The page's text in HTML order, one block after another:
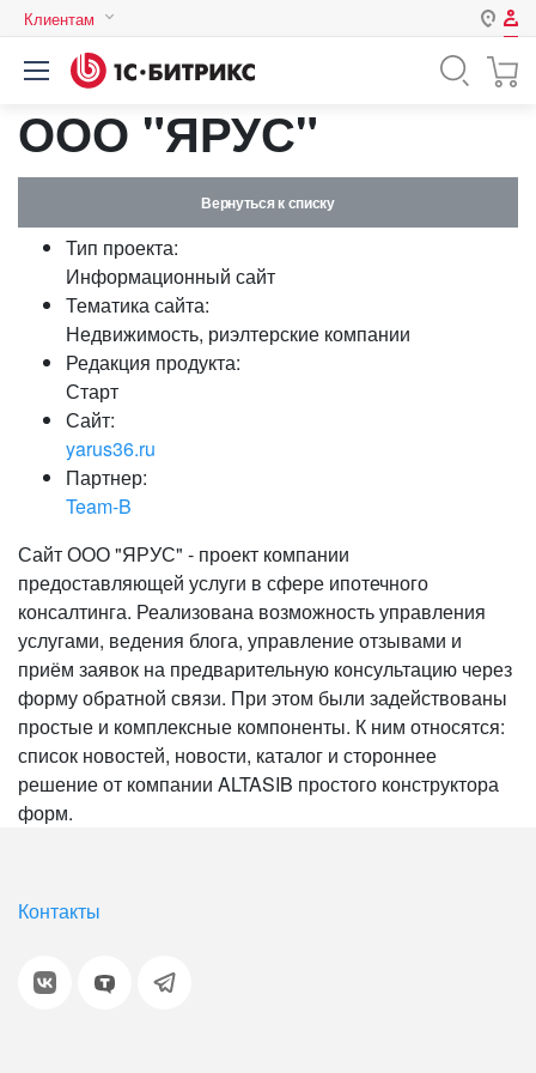
Клиентам
Авторизация
Нет аккаунта?Зарегистрироваться
Логин
Пароль
Запомнить меня на этом
ООО "ЯРУС"
Вернуться к списку
Тип проекта:
Информационный сайт
Тематика сайта:
Недвижимость, риэлтерские компании
Редакция продукта:
Старт
Сайт:
yarus36.ru
Партнер:
Team-B
Сайт ООО "ЯРУС" - проект компании
предоставляющей услуги в сфере ипотечного
консалтинга. Реализована возможность управления
услугами, ведения блога, управление отзывами и
приём заявок на предварительную консультацию через
форму обратной связи. При этом были задействованы
простые и комплексные компоненты. К ним относятся:
список новостей, новости, каталог и стороннее
решение от компании ALTASIB простого конструктора
форм.
Контакты